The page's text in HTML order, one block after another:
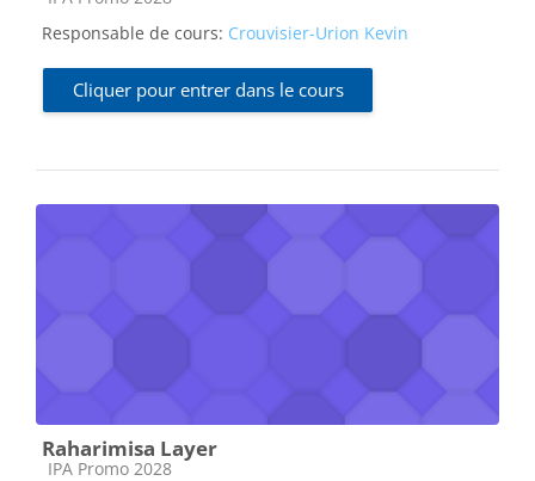
Responsable de cours: Crouvisier-Urion Kevin
Cliquer pour entrer dans le cours
Raharimisa Layer
Catégorie de cours
IPA Promo 2028